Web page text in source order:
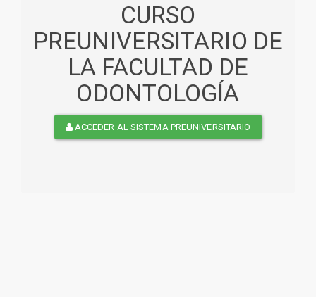
CURSO
PREUNIVERSITARIO DE
LA FACULTAD DE
ODONTOLOGÍA
ACCEDER AL SISTEMA PREUNIVERSITARIO